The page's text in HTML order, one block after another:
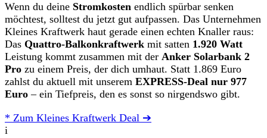
Wenn du deine Stromkosten endlich spürbar senken
möchtest, solltest du jetzt gut aufpassen. Das Unternehmen
Kleines Kraftwerk haut gerade einen echten Knaller raus:
Das Quattro‑Balkonkraftwerk mit satten 1.920 Watt
Leistung kommt zusammen mit der Anker Solarbank 2
Pro zu einem Preis, der dich umhaut. Statt 1.869 Euro
zahlst du aktuell mit unserem EXPRESS-Deal nur 977
Euro – ein Tiefpreis, den es sonst so nirgendswo gibt.
* Zum Kleines Kraftwerk Deal ➔
i